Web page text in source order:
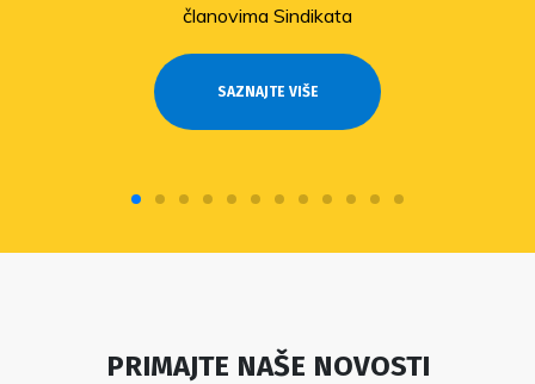
članovima Sindikata
SAZNAJTE VIŠE
PRIMAJTE NAŠE NOVOSTI